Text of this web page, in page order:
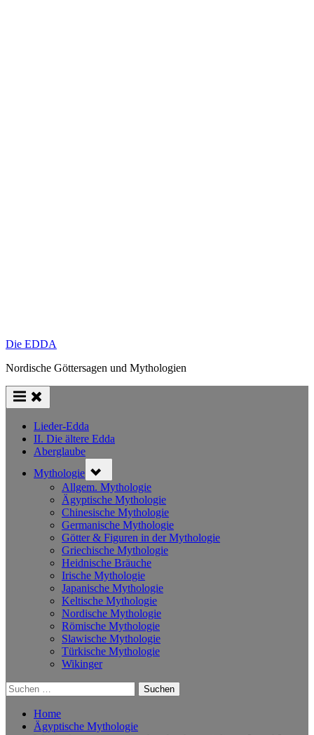
Die EDDA
Nordische Göttersagen und Mythologien
Lieder-Edda
II. Die ältere Edda
Aberglaube
Mythologie sub-
menu
Allgem. Mythologie
Ägyptische Mythologie
Chinesische Mythologie
Germanische Mythologie
Götter & Figuren in der Mythologie
Griechische Mythologie
Heidnische Bräuche
Irische Mythologie
Japanische Mythologie
Keltische Mythologie
Nordische Mythologie
Römische Mythologie
Slawische Mythologie
Türkische Mythologie
Wikinger
Suchen
nach:
Home
Ägyptische Mythologie